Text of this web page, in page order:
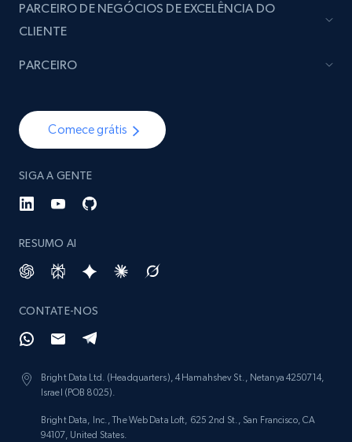
Comece grátis
SIGA A GENTE
RESUMO AI
CONTATE-NOS
Bright Data Ltd. (Headquarters), 4 Hamahshev St., Netanya 4250714,
Israel (POB 8025).
Bright Data, Inc., The Web Data Loft, 625 2nd St., San Francisco, CA
94107, United States.
PARCEIRO DE NEGÓCIOS DE EXCELÊNCIA DO
CLIENTE
PARCEIRO